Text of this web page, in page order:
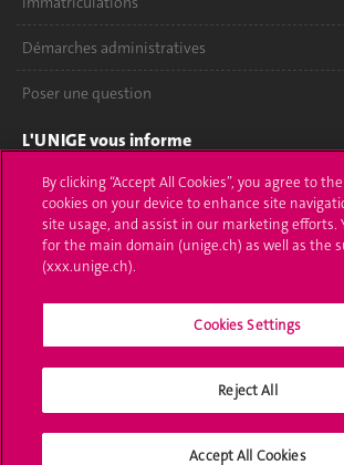
Démarches administratives
Poser une question
L'UNIGE vous informe
UNIGE Mobile
Médias
Offres d'emploi
Calendrier académique
Médias sociaux UNIGE
By clicking “Accept All Cookies”, you agree to
cookies on your device to enhance site
site usage, and assist in our marketing efforts.
for the main domain (unige.ch) as well as the
(xxx.unige.ch).
Cookies Settings
Reject All
Accept All Cookies